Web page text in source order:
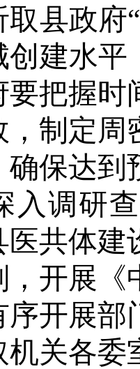
取县政府
创建水平
要把握时
，制定周
确保达到
入调研
医共体建
，开展
序开展部
机关各委